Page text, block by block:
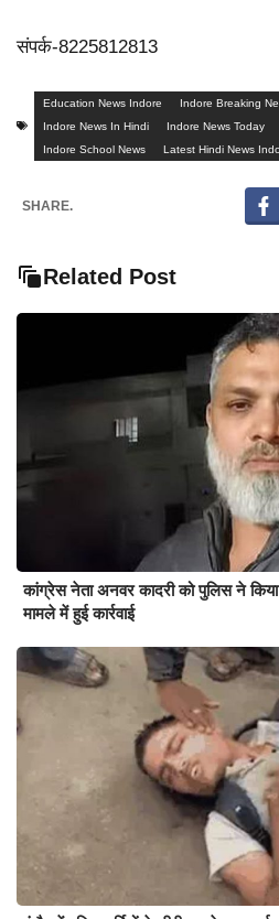
संपर्क-8225812813
Education News Indore Indore Breaking
Indore News In Hindi
Indore News Today
Indore School News
Latest Hindi News
SHARE.
Related Post
कांग्रेस नेता अनवर कादरी को पुलिस ने किया
मामले में हुई कार्रवाई